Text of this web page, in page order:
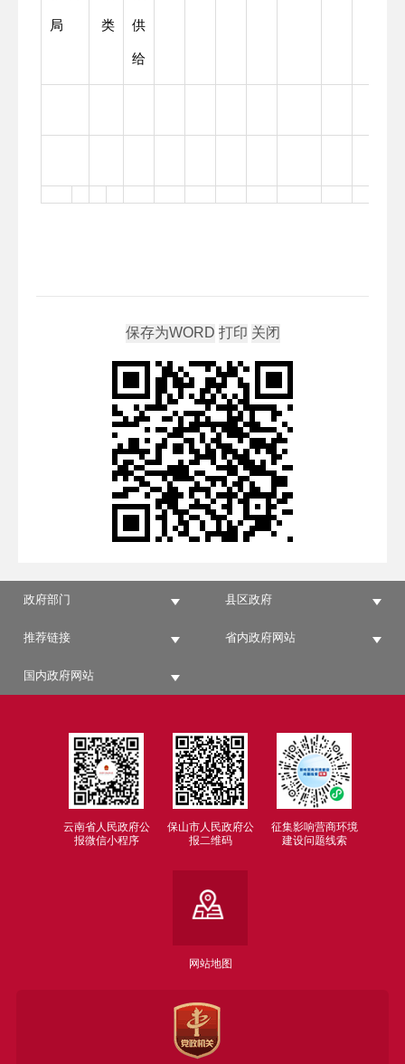
局 类 供
给
政府部门 县区政府
推荐链接 省内政府网站
国内政府网站
云南省人民政府公
报微信小程序
保山市人民政府公
报二维码
征集影响营商环境
建设问题线索
网站地图